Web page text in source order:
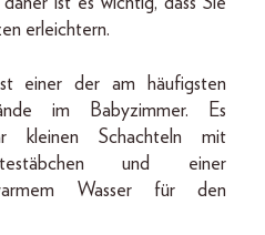
erleichtern.
einer der am häufigsten
im Babyzimmer. Es
kleinen Schachteln mit
und einer
Wasser für den